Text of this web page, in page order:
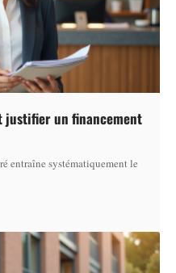
un financement
entraîne systématiquement le